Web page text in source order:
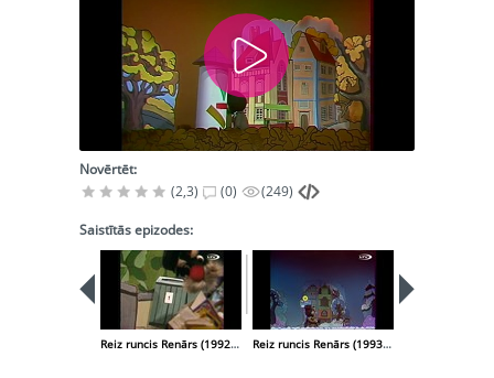
Novērtēt:
(2,3)
(0) (249)
Saistītās epizodes:
Reiz runcis Renārs (1992-10-26) Reiz runcis Renārs (1993-01-18)